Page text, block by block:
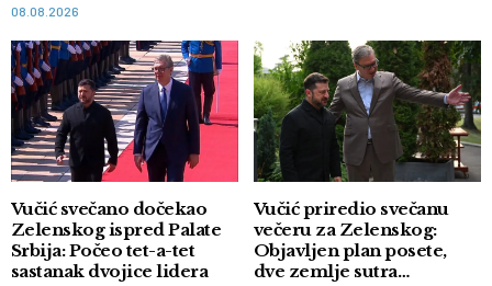
08.08.2026
Vučić svečano dočekao
Zelenskog ispred Palate
Srbija: Počeo tet-a-tet
sastanak dvojice lidera
Vučić priredio svečanu
večeru za Zelenskog:
Objavljen plan posete,
dve zemlje sutra